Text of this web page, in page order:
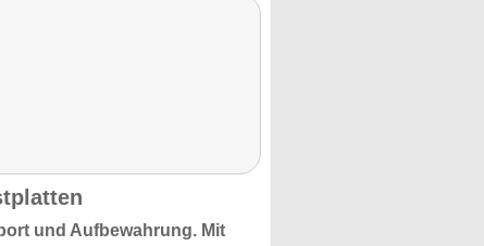
und Aufbewahrung. Mit